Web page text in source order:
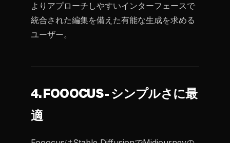
よりアプローチしやすいインターフェースで
統合された編集を備えた有能な生成を求める
ユーザー。
4. FOOOCUS - シンプルさに最
適